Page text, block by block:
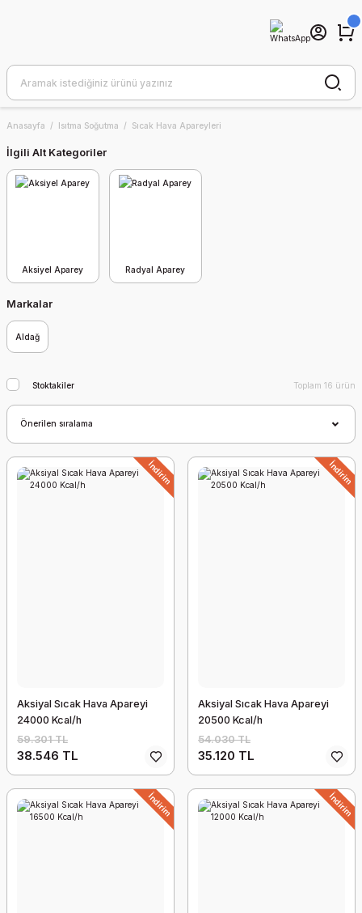
Anasayfa Isıtma Soğutma Sıcak Hava Apareyleri
İlgili Alt Kategoriler
Aksiyel Aparey Radyal Aparey
Markalar
Aldağ
Stoktakiler Toplam 16 ürün
İndirim
Aksiyal Sıcak Hava Apareyi
24000 Kcal/h
59.301 TL
38.546 TL
İndirim
Aksiyal Sıcak Hava Apareyi
20500 Kcal/h
54.030 TL
35.120 TL
İndirim İndirim